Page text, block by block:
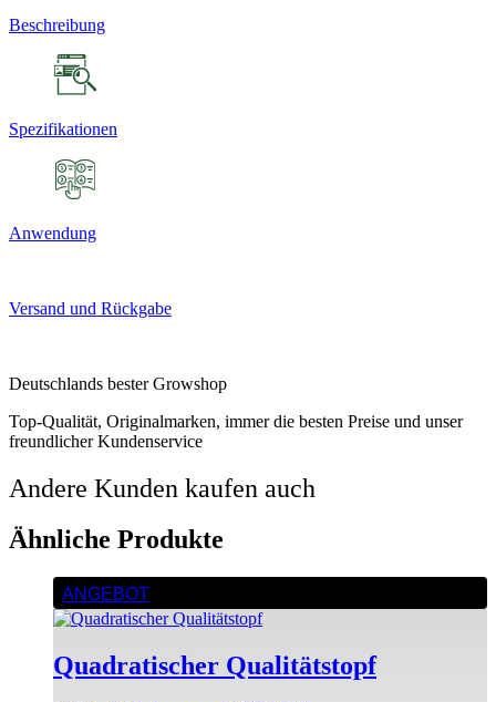
Beschreibung
Spezifikationen
Anwendung
Versand und Rückgabe
Deutschlands bester Growshop
Top-Qualität, Originalmarken, immer die besten Preise und unser
freundlicher Kundenservice
Andere Kunden kaufen auch
Ähnliche Produkte
ANGEBOT
Quadratischer Qualitätstopf